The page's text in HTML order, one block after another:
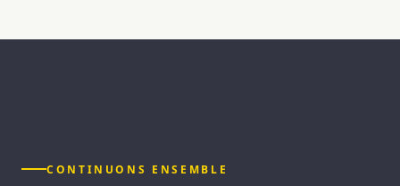
CONTINUONS ENSEMBLE